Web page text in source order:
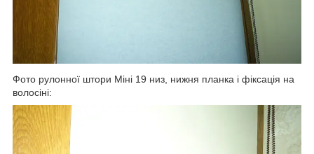
Фото рулонної штори Міні 19 низ, нижня планка і фіксація на
волосіні: